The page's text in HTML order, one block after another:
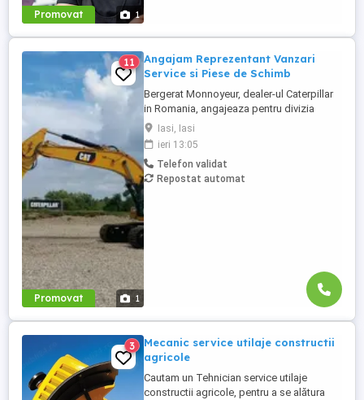
Promovat 1
(mecanica, electrica, ...
Promovat 1
11
Angajam Reprezentant Vanzari
Service si Piese de Schimb
Bergerat Monnoyeur, dealer-ul Caterpillar
in Romania, angajeaza pentru divizia
Eneria (motoare si generatoare) -
Reprezentant Vanzari Service pentru zona
Moldova. Studii superioare finalizate în
domeniul electro-mecanic; Experiență în
vânzări tehnice de minim 3 ani, ...
Iasi, Iasi
ieri 13:05
Telefon validat
Repostat automat
3
Mecanic service utilaje constructii
agricole
Cautam un Tehnician service utilaje
constructii agricole, pentru a se alătura